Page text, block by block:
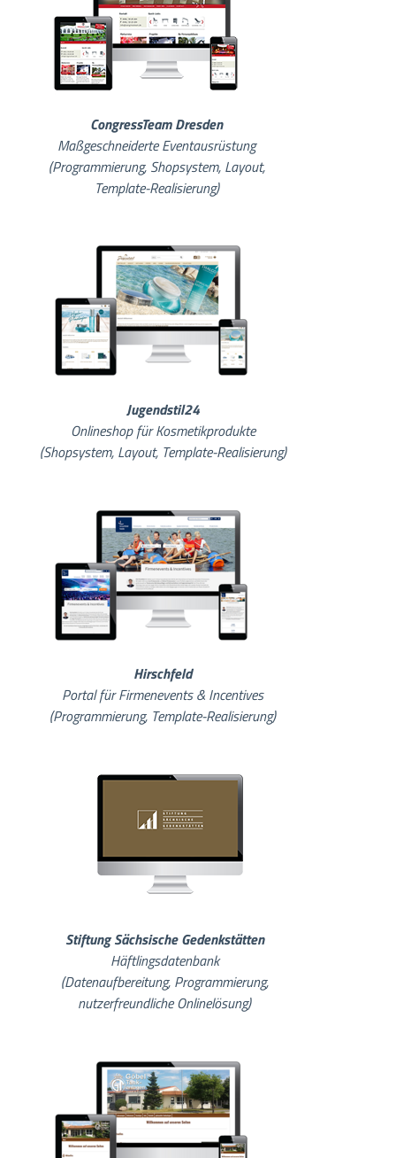
CongressTeam Dresden
Maßgeschneiderte Eventausrüstung
(Programmierung, Shopsystem, Layout,
Template-Realisierung)
Jugendstil24
Onlineshop für Kosmetikprodukte
(Shopsystem, Layout, Template-Realisierung)
Hirschfeld
Portal für Firmenevents & Incentives
(Programmierung, Template-Realisierung)
Stiftung Sächsische Gedenkstätten
Häftlingsdatenbank
(Datenaufbereitung, Programmierung,
nutzerfreundliche Onlinelösung)